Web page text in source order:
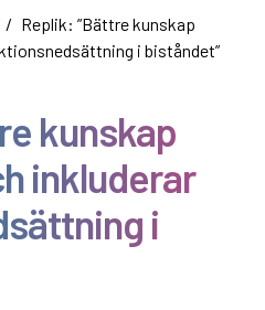
Replik: ”Bättre kunskap
i biståndet”
kunskap
inkluderar
i